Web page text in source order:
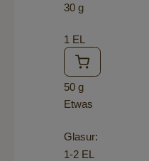
30 g
1 EL
50 g
Etwas
Glasur:
1-2 EL